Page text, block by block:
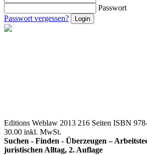
Passwort
Passwort vergessen?
Editions Weblaw 2013 216 Seiten ISBN
30.00 inkl. MwSt.
Suchen - Finden - Überzeugen –
juristischen Alltag, 2. Auflage